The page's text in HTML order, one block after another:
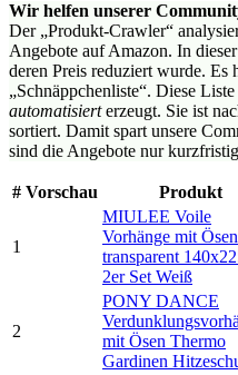
Wir helfen unserer
Der „Produkt-Crawler“
Angebote auf Amazon. In
deren Preis reduziert wurde. Es
„Schnäppchenliste“. Diese
automatisierterzeugt. Sie ist
sortiert. Damit spart unsere
sind die Angebote nur
# Vorschau Produkt
1
MIULEE Voile
Vorhänge mit Ösen
transparent
2er Set Weiß
2
PONY DANCE
mit Ösen Thermo
Gardinen